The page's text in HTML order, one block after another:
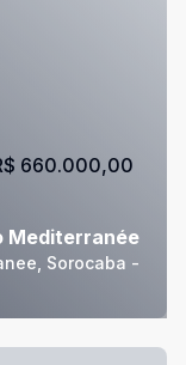
Mediterranée
Sorocaba -
660.000,00